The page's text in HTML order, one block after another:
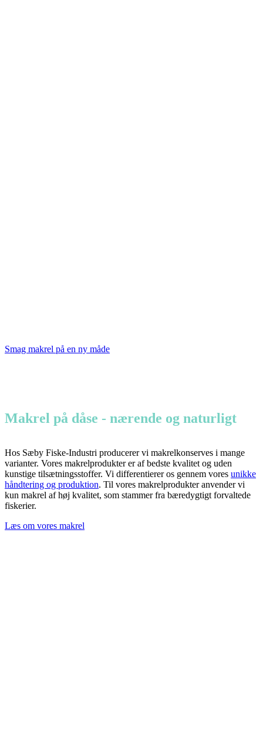
Smag makrel på en ny måde
Makrel på dåse - nærende og naturligt
Hos Sæby Fiske-Industri producerer vi makrelkonserves i mange
varianter. Vores makrelprodukter er af bedste kvalitet og uden
kunstige tilsætningsstoffer. Vi differentierer os gennem vores unikke
håndtering og produktion. Til vores makrelprodukter anvender vi
kun makrel af høj kvalitet, som stammer fra bæredygtigt forvaltede
fiskerier.
Læs om vores makrel